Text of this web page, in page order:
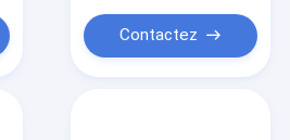
Contactez